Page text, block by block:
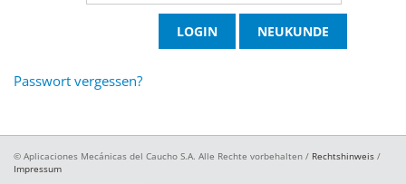
Passwort vergessen?
© Aplicaciones Mecánicas del Caucho S.A. Alle Rechte vorbehalten / Rechtshinweis /
Impressum